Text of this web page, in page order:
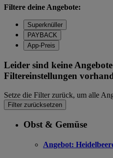
Filtere deine Angebote:
Superknüller
PAYBACK
App-Preis
Leider sind keine
Filtereinstellungen
Setze die Filter zurück, um alle
Filter zurücksetzen
Obst & Gemüse
Angebot: